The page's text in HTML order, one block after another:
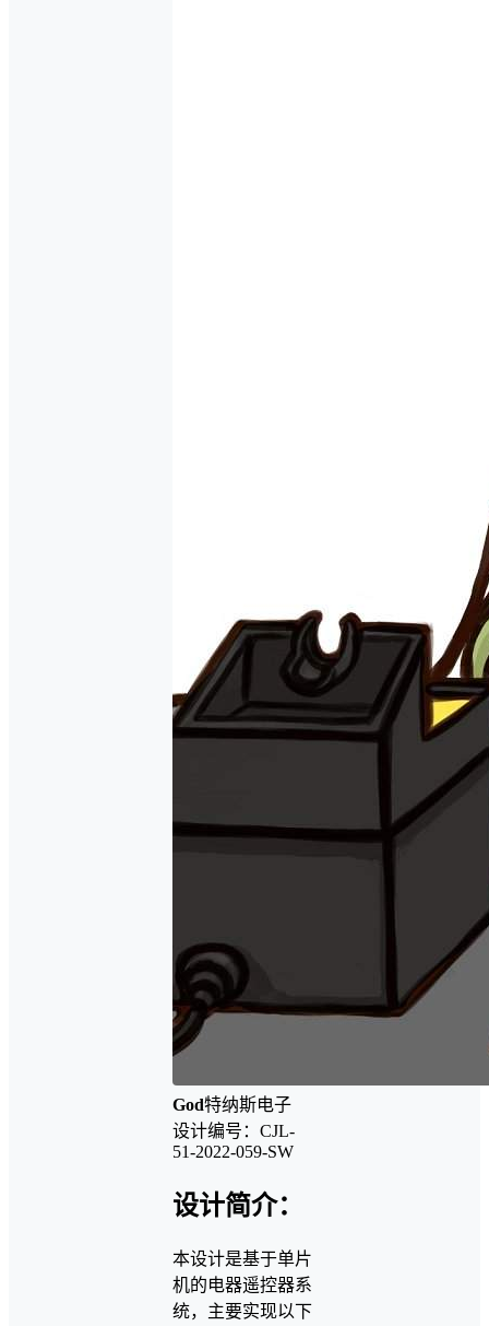
God特纳斯电子
设计编号：CJL-
51-2022-059-SW
设计简介：
本设计是基于单片
机的电器遥控器系
统，主要实现以下